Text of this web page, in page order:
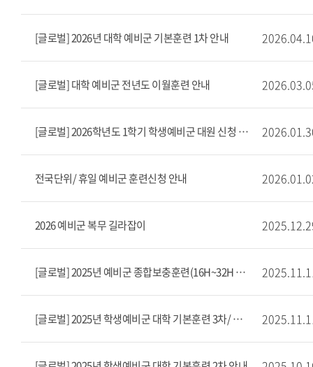
[글로벌] 2026년 대학 예비군 기본훈련 1차 안내
[글로벌] 대학 예비군 전년도 이월훈련 안내
[글로벌] 2026학년도 1학기 학생예비군 대원 신청 안내
전국단위/ 휴일 예비군 훈련신청 안내
2026 예비군 복무 길라잡이
[글로벌] 2025년 예비군 종합보충훈련(16H~32H 대상자) 안내
[글로벌] 2025년 학생예비군 대학 기본훈련 3차/ 종합보충훈련(8H 대상자) 안내